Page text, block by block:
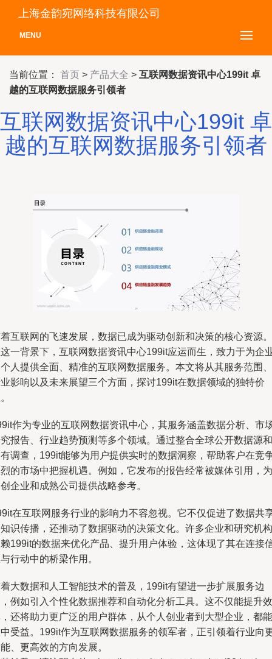
上海金韵宛网络科技有限公司
MENU
当前位置： 首页 > 产品大全 > 互联网数据资讯中心199it 卓
越的互联网数据服务引领者
互联网数据资讯中心199it 卓
越的互联网数据服务引领者
互联网的飞速发展，数据已成为驱动创新和决策的核心资源。
一背景下，互联网数据资讯中心199it应运而生，致力于为企
人提供全面、精准的互联网数据服务。本文将从其服务范围、
影响以及未来展望三个方面，探讨199it在数据领域的独特价
作为专业的互联网数据资讯中心，其服务涵盖数据分析、市
报告、行业趋势预测等多个领域。通过整合全球公开数据源和
调查，199it能够为用户提供实时的数据洞察，帮助客户在竞
的市场中把握机遇。例如，它发布的报告经常被媒体引用，为
企业和成熟公司提供战略参考。
在互联网服务行业的影响力不容忽视。它不仅促进了数据共
识传播，还推动了数据驱动的决策文化。许多企业和研究机构
199it的数据来优化产品、提升用户体验，这体现了其在连接
行动中的桥梁作用。
大数据和人工智能技术的普及，199it有望进一步扩展服务边
例如引入个性化数据推荐和自动化分析工具。这不仅能提升效
还将助力更广泛的用户群体，从个人创业者到大型企业，都能
受益。199it作为互联网数据服务的领军者，正引领着行业向
、更高效的方向发展。